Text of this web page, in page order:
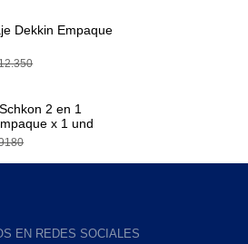
Dekkin Empaque
2 en 1
x 1 und
EN REDES SOCIALES